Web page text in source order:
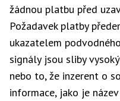
žádnou platbu před
Požadavek platby
ukazatelem
signály jsou sliby
nebo to, že inzerent o
informace, jako je